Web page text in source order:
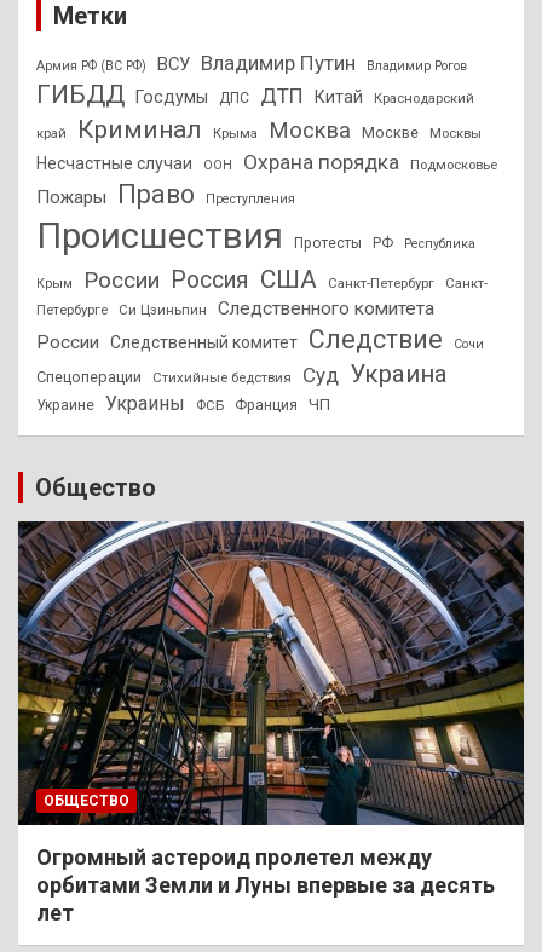
Метки
Армия РФ (ВС РФ) ВСУ Владимир Путин Владимир Рогов
ГИБДД Госдумы ДПС ДТП Китай Краснодарский
край Криминал Крыма Москва Москве Москвы
Несчастные случаи ООН Охрана порядка Подмосковье
Пожары Право Преступления
Происшествия Протесты РФ Республика
Крым России Россия США Санкт-Петербург
Санкт-
Петербурге
Си Цзиньпин
Следственного комитета
России
Следственный комитет Следствие Сочи
Спецоперации Стихийные бедствия Суд Украина
Украине Украины ФСБ Франция ЧП
Общество
ОБЩЕСТВО
Огромный астероид пролетел между
орбитами Земли и Луны впервые за десять
лет